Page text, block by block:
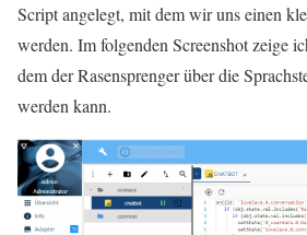
Script angelegt, mit dem wir uns einen
werden. Im folgenden Screenshot zeige
dem der Rasensprenger über die
werden kann.